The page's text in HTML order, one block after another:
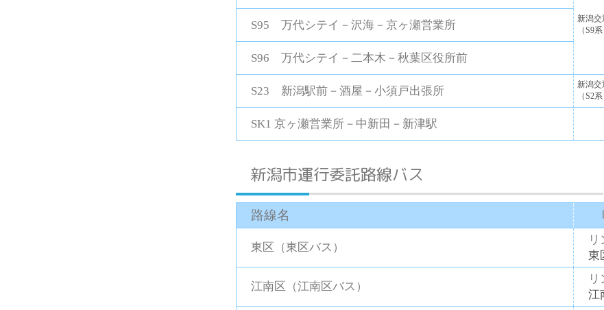
新潟交
（S9系
S95 万代シテイ－沢海－京ヶ瀬営業所
S96 万代シテイ－二本木－秋葉区役所前
S23 新潟駅前－酒屋－小須戸出張所
新潟交
（S2系
SK1 京ヶ瀬営業所－中新田－新津駅
新潟市運行委託路線バス
路線名
東区（東区バス）
リ
東
江南区（江南区バス）
リ
江